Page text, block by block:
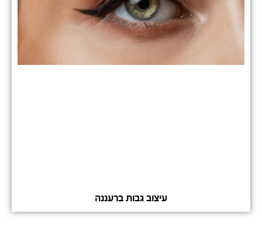
עיצוב גבות ברעננה